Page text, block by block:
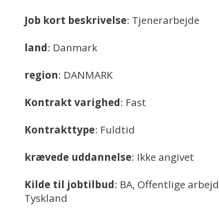
Job kort beskrivelse: Tjenerarbejde
land: Danmark
region: DANMARK
Kontrakt varighed: Fast
Kontrakttype: Fuldtid
krævede uddannelse: Ikke angivet
Kilde til jobtilbud: BA, Offentlige
Tyskland